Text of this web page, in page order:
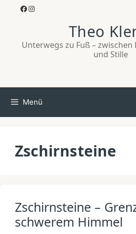
Facebook
Instagram
Theo
Unterwegs zu Fuß –
und Stille
Menü
Zschirnsteine
Zschirnsteine –
schwerem Himmel